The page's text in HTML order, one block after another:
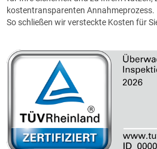
kostentransparenten Annahmeprozess.
So schließen wir versteckte Kosten für